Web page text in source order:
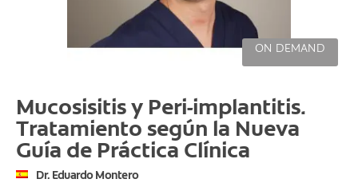
ON DEMAND
Mucosisitis y Peri-implantitis.
Tratamiento según la Nueva
Guía de Práctica Clínica
Dr. Eduardo Montero